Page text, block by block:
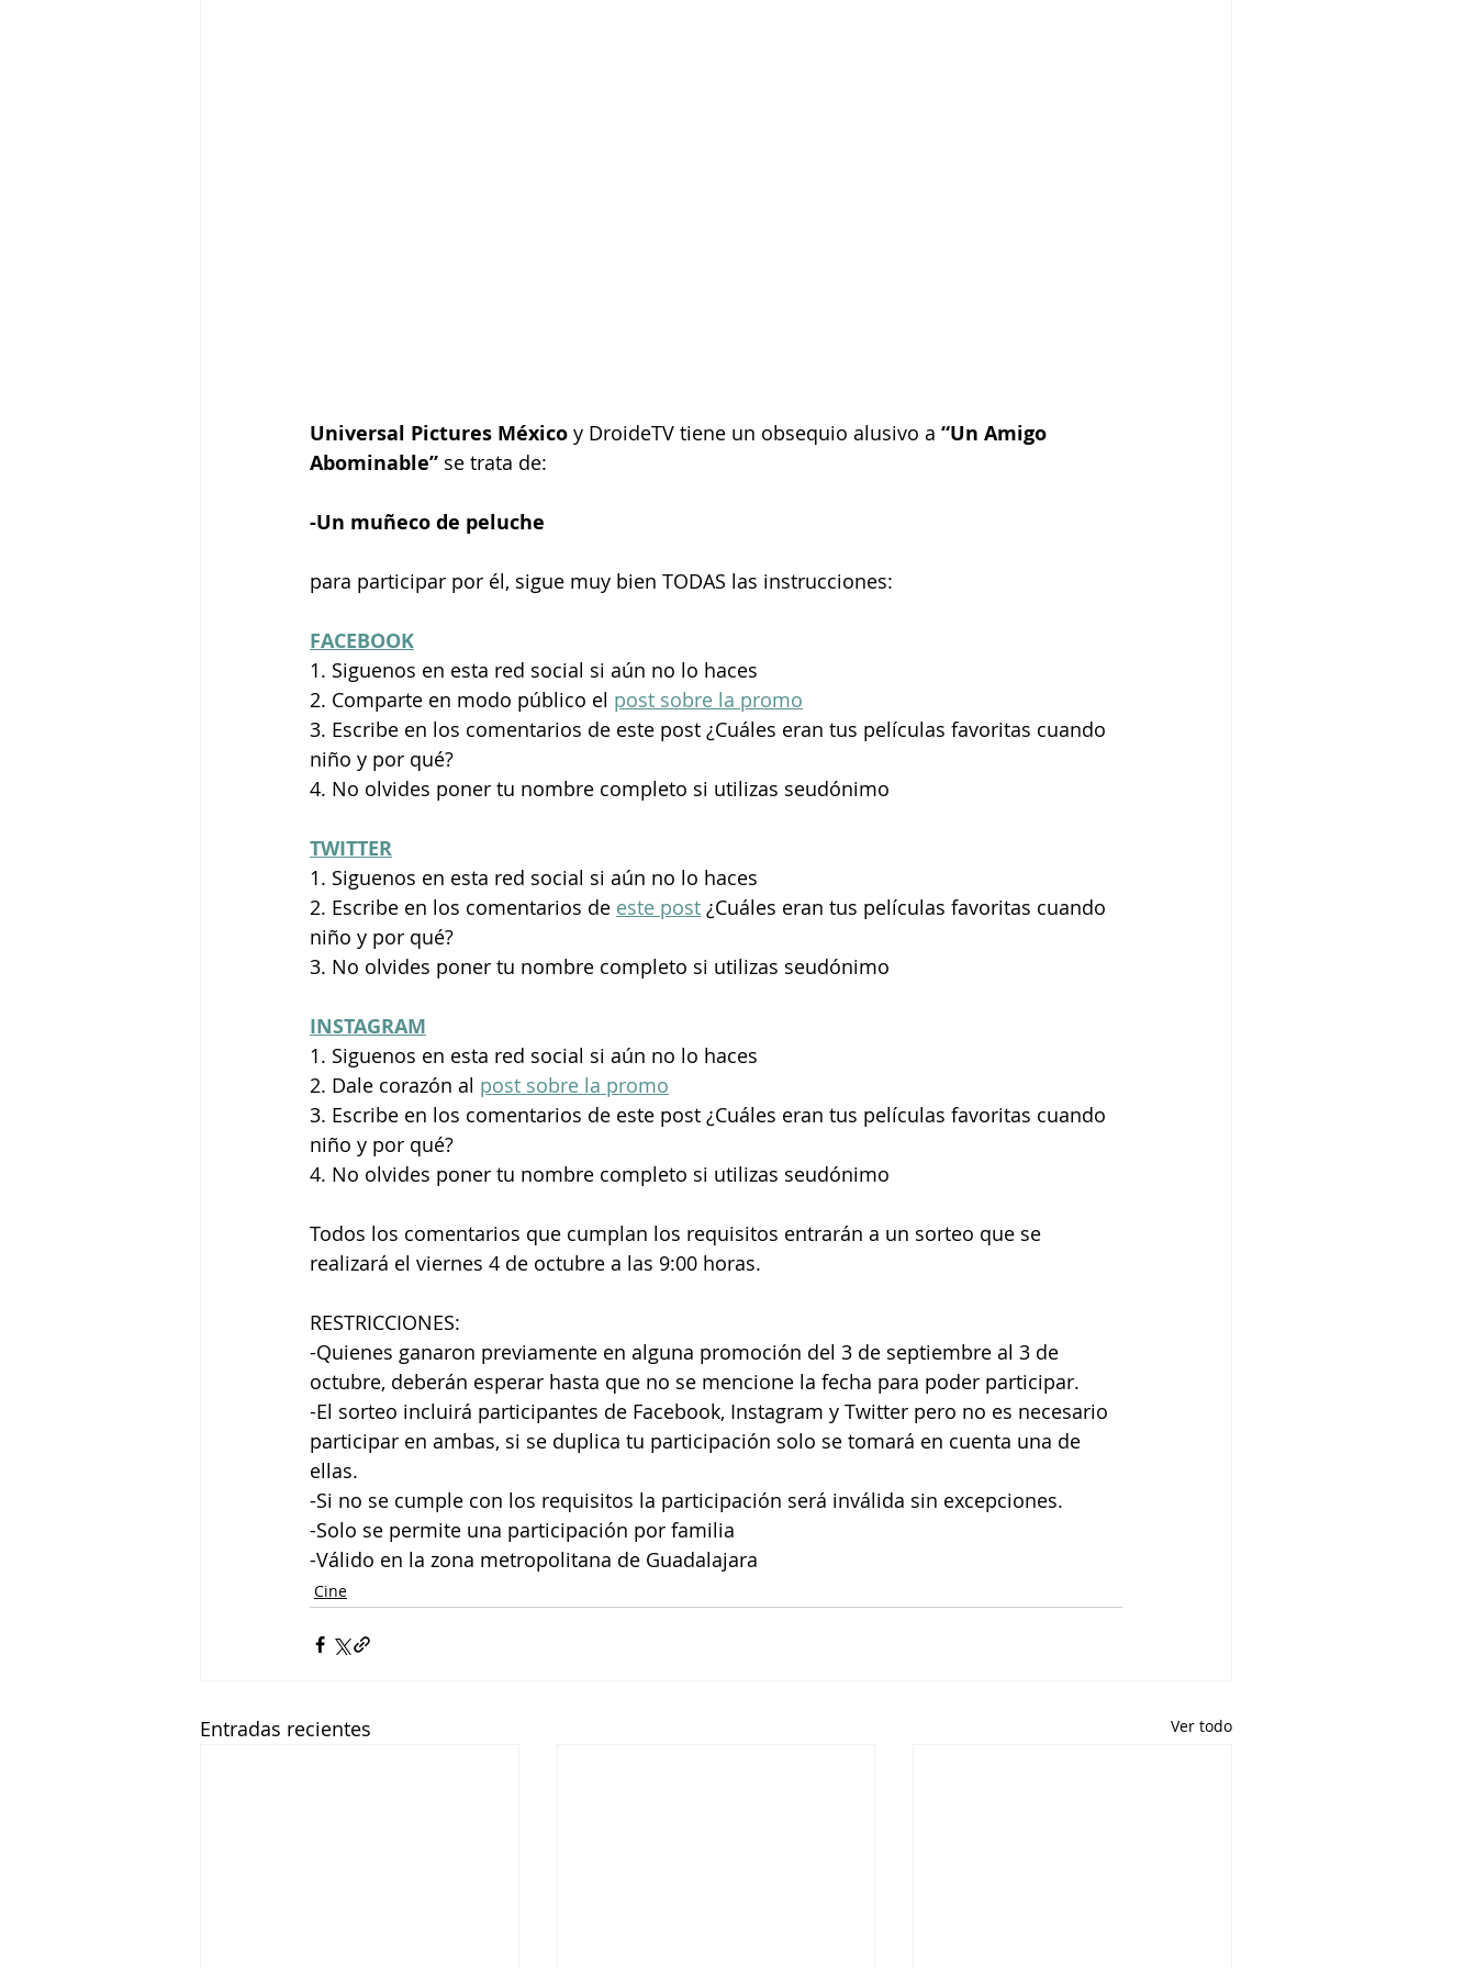
Universal Pictures México y DroideTV tiene un obsequio alusivo a “Un Amigo
Abominable” se trata de:
-Un muñeco de peluche
para participar por él, sigue muy bien TODAS las instrucciones:
FACEBOOK
1. Siguenos en esta red social si aún no lo haces
2. Comparte en modo público el post sobre la promo
3. Escribe en los comentarios de este post ¿Cuáles eran tus películas favoritas cuando
niño y por qué?
4. No olvides poner tu nombre completo si utilizas seudónimo
TWITTER
1. Siguenos en esta red social si aún no lo haces
2. Escribe en los comentarios de este post ¿Cuáles eran tus películas favoritas cuando
niño y por qué?
3. No olvides poner tu nombre completo si utilizas seudónimo
INSTAGRAM
1. Siguenos en esta red social si aún no lo haces
2. Dale corazón al post sobre la promo
3. Escribe en los comentarios de este post ¿Cuáles eran tus películas favoritas cuando
niño y por qué?
4. No olvides poner tu nombre completo si utilizas seudónimo
Todos los comentarios que cumplan los requisitos entrarán a un sorteo que se
realizará el viernes 4 de octubre a las 9:00 horas.
RESTRICCIONES:
-Quienes ganaron previamente en alguna promoción del 3 de septiembre al 3 de
octubre, deberán esperar hasta que no se mencione la fecha para poder participar.
-El sorteo incluirá participantes de Facebook, Instagram y Twitter pero no es necesario
participar en ambas, si se duplica tu participación solo se tomará en cuenta una de
ellas.
-Si no se cumple con los requisitos la participación será inválida sin excepciones.
-Solo se permite una participación por familia
-Válido en la zona metropolitana de Guadalajara
Cine
Entradas recientes Ver todo